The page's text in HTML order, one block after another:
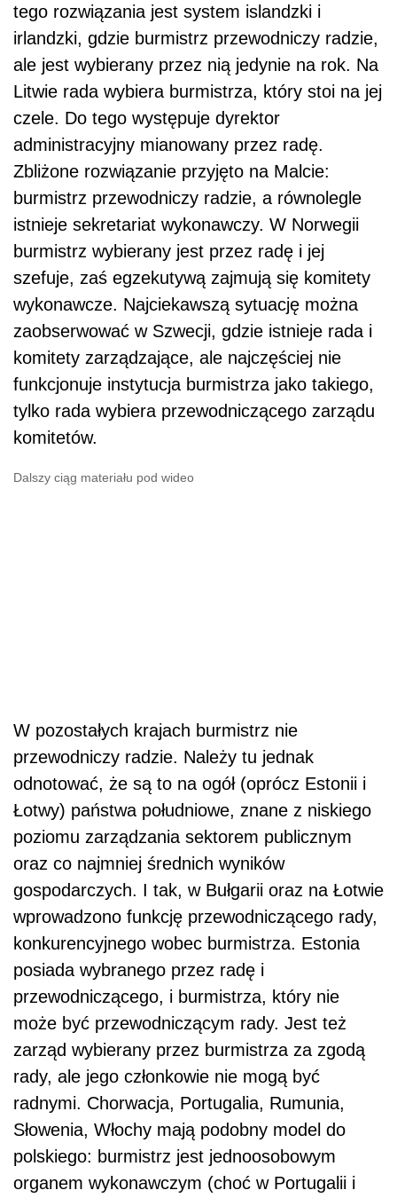
tego rozwiązania jest system islandzki i
irlandzki, gdzie burmistrz przewodniczy radzie,
ale jest wybierany przez nią jedynie na rok. Na
Litwie rada wybiera burmistrza, który stoi na jej
czele. Do tego występuje dyrektor
administracyjny mianowany przez radę.
Zbliżone rozwiązanie przyjęto na Malcie:
burmistrz przewodniczy radzie, a równolegle
istnieje sekretariat wykonawczy. W Norwegii
burmistrz wybierany jest przez radę i jej
szefuje, zaś egzekutywą zajmują się komitety
wykonawcze. Najciekawszą sytuację można
zaobserwować w Szwecji, gdzie istnieje rada i
komitety zarządzające, ale najczęściej nie
funkcjonuje instytucja burmistrza jako takiego,
tylko rada wybiera przewodniczącego zarządu
komitetów.
Dalszy ciąg materiału pod wideo
W pozostałych krajach burmistrz nie
przewodniczy radzie. Należy tu jednak
odnotować, że są to na ogół (oprócz Estonii i
Łotwy) państwa południowe, znane z niskiego
poziomu zarządzania sektorem publicznym
oraz co najmniej średnich wyników
gospodarczych. I tak, w Bułgarii oraz na Łotwie
wprowadzono funkcję przewodniczącego rady,
konkurencyjnego wobec burmistrza. Estonia
posiada wybranego przez radę i
przewodniczącego, i burmistrza, który nie
może być przewodniczącym rady. Jest też
zarząd wybierany przez burmistrza za zgodą
rady, ale jego członkowie nie mogą być
radnymi. Chorwacja, Portugalia, Rumunia,
Słowenia, Włochy mają podobny model do
polskiego: burmistrz jest jednoosobowym
organem wykonawczym (choć w Portugalii i